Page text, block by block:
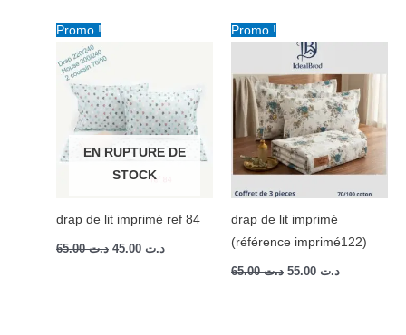
Promo !
EN RUPTURE DE
STOCK
drap de lit imprimé ref 84
د.ت65.00 د.ت
Promo !
drap de lit imprimé
(référence imprimé122)
د.ت65.00
prix
initial
était :
د.ت
prix